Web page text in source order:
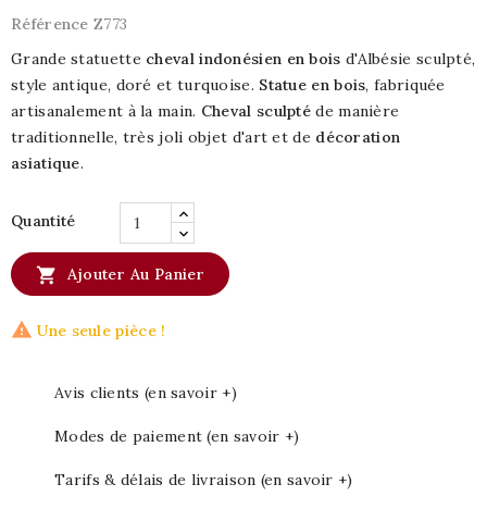
Référence Z773
Grande statuette cheval indonésien en bois d'Albésie sculpté,
style antique, doré et turquoise. Statue en bois, fabriquée
artisanalement à la main. Cheval sculpté de manière
traditionnelle, très joli objet d'art et de décoration
asiatique.
Quantité
 Ajouter Au Panier
 Une seule pièce !
Avis clients (en savoir +)
Modes de paiement (en savoir +)
Tarifs & délais de livraison (en savoir +)